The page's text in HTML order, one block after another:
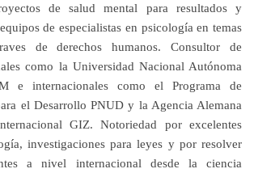
de salud mental para resultados y
de especialistas en psicología en temas
de derechos humanos. Consultor de
como la Universidad Nacional Autónoma
e internacionales como el Programa de
el Desarrollo PNUD y la Agencia Alemana
GIZ. Notoriedad por excelentes
investigaciones para leyes y por resolver
a nivel internacional desde la ciencia